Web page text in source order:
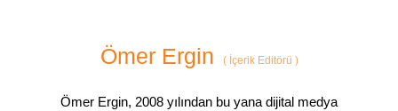
Ömer Ergin (İçerik Editörü )
Ömer Ergin, 2008 yılından bu yana dijital medya